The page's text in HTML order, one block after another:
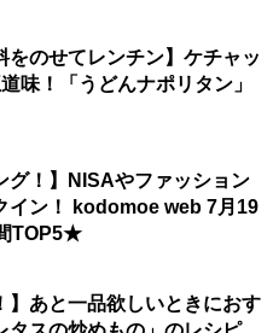
をのせてレンチン】ケチャッ
味！「うどんナポリタン」
グ！】NISAやファッション
イン！ kodomoe web 7月19
TOP5★
】あと一品欲しいときにおす